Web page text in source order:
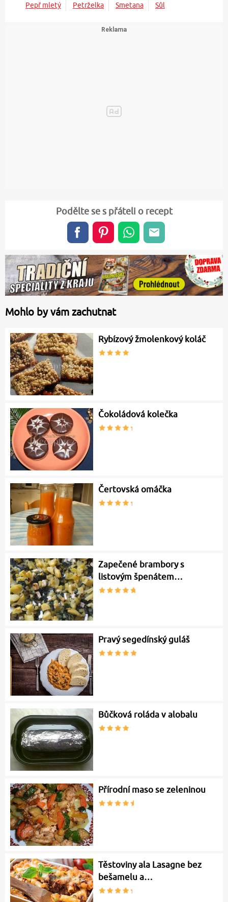
Pepř mletý
Petrželka Smetana Sůl
Podělte se s přáteli o recept
Mohlo by vám zachutnat
Rybízový žmolenkový koláč
Čokoládová kolečka
Čertovská omáčka
Zapečené brambory s
listovým špenátem…
Pravý segedínský guláš
Bůčková roláda v alobalu
Přírodní maso se zeleninou
Těstoviny ala Lasagne bez
bešamelu a…